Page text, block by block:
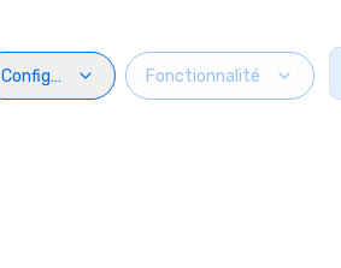
Configuration
Fonctionnalité